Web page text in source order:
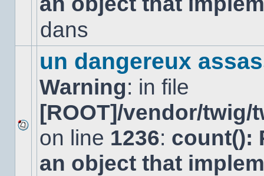
message
sujet.
dans
Aucun
nouveau
message
non-
un dangereux
Warning: in file
[ROOT]/vendor/
on line 1236: count():
an object that